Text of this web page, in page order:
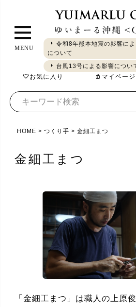
MENU
令和8年熊本地震の影響に
について
台風13号による影響につい
やちむん 琉球ガラス
お気に入り マイページ
HOME つくり手 金細工まつ
金細工まつ
「金細工まつ」は職人の上原